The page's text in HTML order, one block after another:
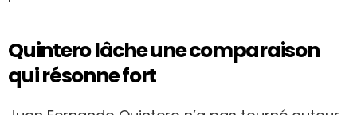
Quintero lâche une comparaison
qui résonne fort